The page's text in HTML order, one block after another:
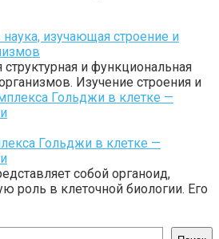
изучающая строение и
структурная и функциональная
Изучение строения и
Гольджи в клетке —
собой органоид,
роль в клеточной биологии. Его